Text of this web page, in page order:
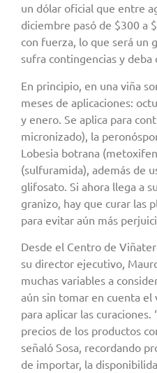
un dólar oficial que entre
diciembre pasó de $300 a
con fuerza, lo que será un
sufra contingencias y deba
En principio, en una viña
meses de aplicaciones:
y enero. Se aplica para
micronizado), la
Lobesia botrana
(sulfuramida), además de
glifosato. Si ahora llega a
granizo, hay que curar las
para evitar aún más
Desde el Centro de
su director ejecutivo,
muchas variables a
aún sin tomar en cuenta el
para aplicar las curaciones.
precios de los productos
señaló Sosa, recordando
de importar, la